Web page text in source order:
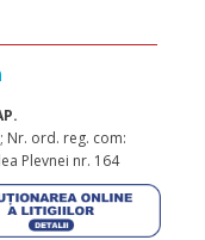
Nr. ord. reg. com:
Plevnei nr. 164